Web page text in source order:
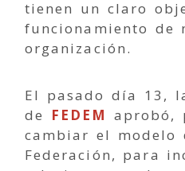
tienen un claro
funcionamiento de
organización.
El pasado día 13,
de FEDEMaprobó,
cambiar el modelo
Federación, para